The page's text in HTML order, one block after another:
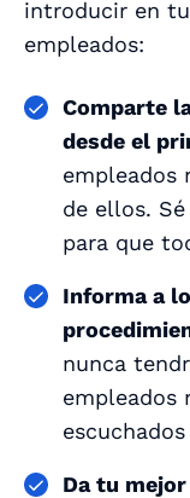
introducir en
empleados:
Comparte
desde el
empleados
de ellos.
para que
Informa a
nunca
empleados
Da tu